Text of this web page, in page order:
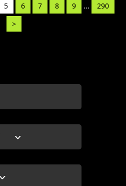
5 6 7 8 9 ...
290
>